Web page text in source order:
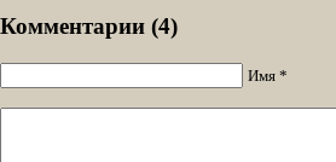
Комментарии (4)
Имя *